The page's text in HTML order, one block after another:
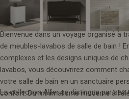
Bienvenue dans un voyage organisé à
de meubles-lavabos de salle de bain !
complexes et les designs uniques de
lavabos, vous découvrirez comment
votre salle de bain en un sanctuaire
confort. Du minimalisme moderne à
La collection Allier se distingue par ses